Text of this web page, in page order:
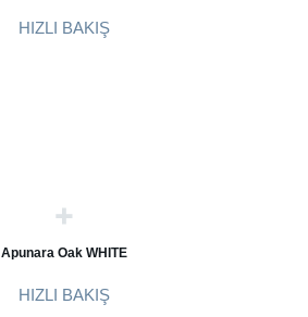
HIZLI BAKIŞ
Apunara Oak WHITE
HIZLI BAKIŞ